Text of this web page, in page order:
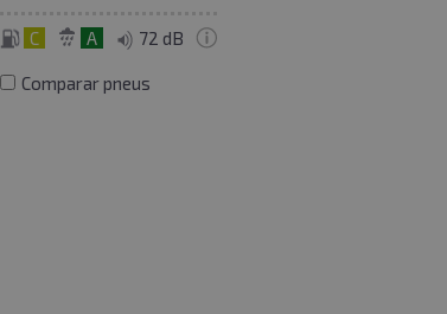
C A 72 dB
Comparar pneus